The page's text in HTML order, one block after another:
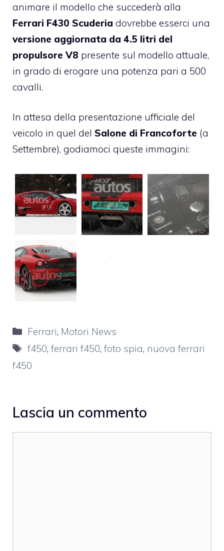
animare il modello che succederà alla
Ferrari F430 Scuderia dovrebbe esserci una
versione aggiornata da 4.5 litri del
propulsore V8 presente sul modello attuale,
in grado di erogare una potenza pari a 500
cavalli.
In attesa della presentazione ufficiale del
veicolo in quel del Salone di Francoforte (a
Settembre), godiamoci queste immagini:
Categorie
Ferrari, Motori News
Tag
f450,ferrari f450,foto spia, nuova ferrari
f450
Lascia un commento